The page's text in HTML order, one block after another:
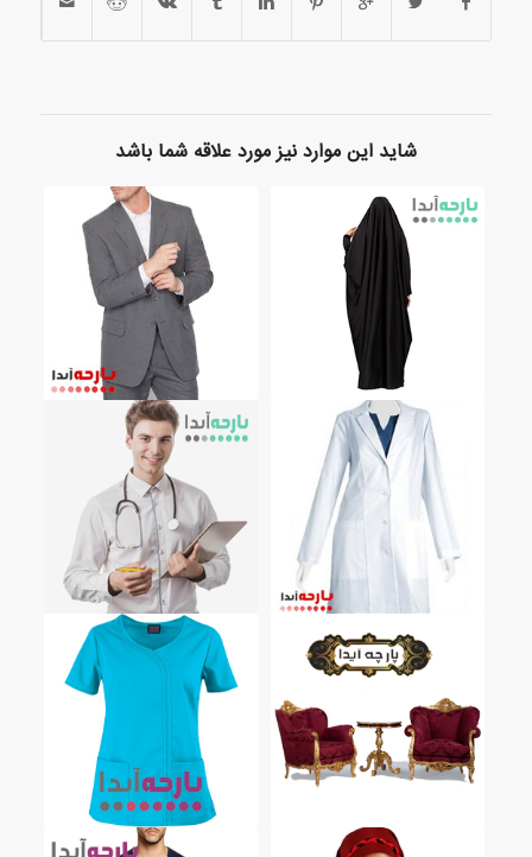
شاید این موارد نیز مورد علاقه شما باشد